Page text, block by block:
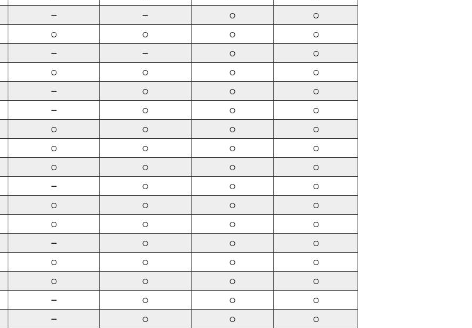
－ － ○ ○
○ ○ ○ ○
－ － ○ ○
○ ○ ○ ○
－ ○ ○ ○
－ ○ ○ ○
○ ○ ○ ○
○ ○ ○ ○
○ ○ ○ ○
－ ○ ○ ○
○ ○ ○ ○
○ ○ ○ ○
－ ○ ○ ○
○ ○ ○ ○
○ ○ ○ ○
－ ○ ○ ○
－ ○ ○ ○